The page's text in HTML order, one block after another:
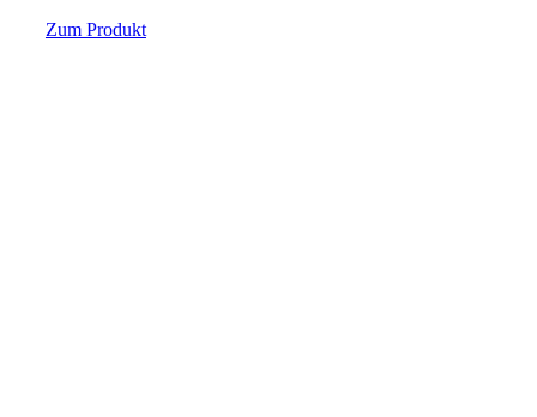
Zum Produkt